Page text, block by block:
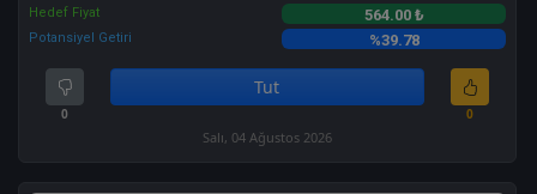
Hedef Fiyat 564.00 ₺
Potansiyel Getiri %39.78
0
Tut
0
Salı, 04 Ağustos 2026